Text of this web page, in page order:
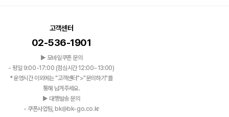
고객센터
02-536-1901
▶ 모바일쿠폰 문의
- 평일 9:00-17:00 (점심시간 12:00~13:00)
*운영시간 이외에는 "고객센터">"문의하기"를
통해 남겨주세요.
▶ 대행발송 문의
- 쿠폰사업팀, bk@bk-go.co.kr